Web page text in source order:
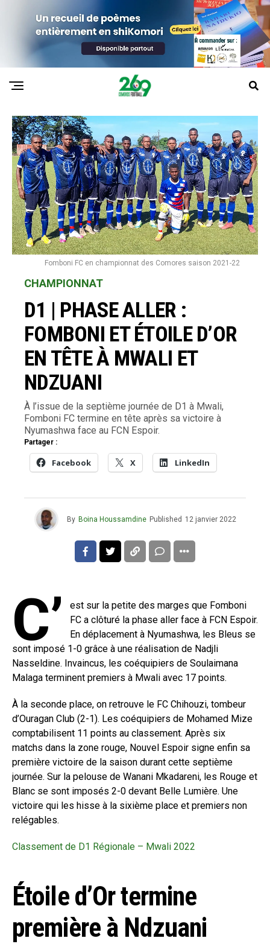
Fomboni FC en championnat des Comores saison 2021-22
CHAMPIONNAT
D1 | PHASE ALLER :
FOMBONI ET ÉTOILE D’OR
EN TÊTE À MWALI ET
NDZUANI
À l’issue de la septième journée de D1 à Mwali,
Fomboni FC termine en tête après sa victoire à
Nyumashwa face au FCN Espoir.
Partager :
Facebook X LinkedIn
By Boina Houssamdine Published 12 janvier 2022
C’
est sur la petite des marges que Fomboni
FC a clôturé la phase aller face à FCN Espoir.
En déplacement à Nyumashwa, les Bleus se
sont imposé 1-0 grâce à une réalisation de Nadjli
Nasseldine. Invaincus, les coéquipiers de Soulaimana
Malaga terminent premiers à Mwali avec 17 points.
À la seconde place, on retrouve le FC Chihouzi, tombeur
d’Ouragan Club (2-1). Les coéquipiers de Mohamed Mize
comptabilisent 11 points au classement. Après six
matchs dans la zone rouge, Nouvel Espoir signe enfin sa
première victoire de la saison durant cette septième
journée. Sur la pelouse de Wanani Mkadareni, les Rouge et
Blanc se sont imposés 2-0 devant Belle Lumière. Une
victoire qui les hisse à la sixième place et premiers non
relégables.
Classement de D1 Régionale – Mwali 2022
Étoile d’Or termine
première à Ndzuani